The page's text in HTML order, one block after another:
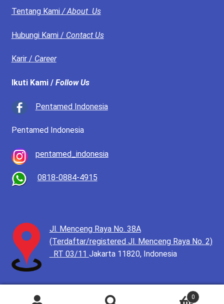
Tentang Kami / About Us
Hubungi Kami / Contact Us
Karir / Career
Ikuti Kami / Follow Us
Pentamed Indonesia
Pentamed Indonesia
pentamed_indonesia
0818-0884-4915
Jl. Menceng Raya No. 38A
(Terdaftar/registered Jl. Menceng Raya No. 2)
RT 03/11 Jakarta 11820, Indonesia
0